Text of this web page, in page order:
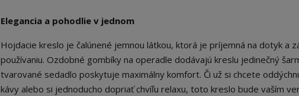
Elegancia a pohodlie v jednom
Hojdacie kreslo je čalúnené jemnou látkou, ktorá je príjemná na dotyk a
používaniu. Ozdobné gombíky na operadle dodávajú kreslu jedinečný
tvarované sedadlo poskytuje maximálny komfort. Či už si chcete
kávy alebo si jednoducho dopriať chvíľu relaxu, toto kreslo bude vaším